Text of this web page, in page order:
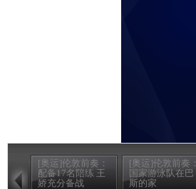
[奥运]伦敦前奏：
配备17名陪练 王
娇充分备战
[奥运]伦敦前奏：
国家游泳队在巴
斯的家